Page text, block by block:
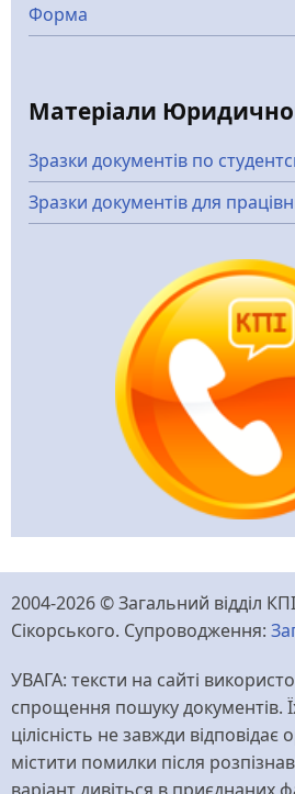
Форма
Матеріали
Зразки документів по
Зразки документів для
2004-2026 © Загальний відділ
Сікорського. Супроводження:
УВАГА: тексти на сайті
спрощення пошуку документів.
цілісність не завжди відповідає
містити помилки після
варіант дивіться в приєднаних